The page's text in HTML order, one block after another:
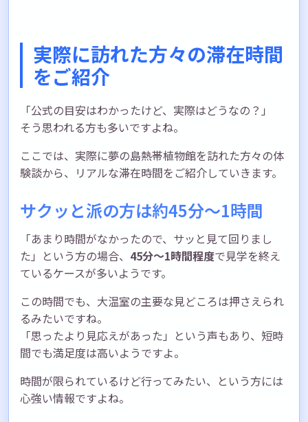
実際に訪れた方々の滞在時間
をご紹介
「公式の目安はわかったけど、実際はどうなの？」
そう思われる方も多いですよね。
ここでは、実際に夢の島熱帯植物館を訪れた方々の体
験談から、リアルな滞在時間をご紹介していきます。
サクッと派の方は約45分〜1時間
「あまり時間がなかったので、サッと見て回りまし
た」という方の場合、 45分〜1時間程度で見学を終え
ているケースが多いようです。
この時間でも、大温室の主要な見どころは押さえられ
るみたいですね。
「思ったより見応えがあった」という声もあり、短時
間でも満足度は高いようですよ。
時間が限られているけど行ってみたい、という方には
心強い情報ですよね。